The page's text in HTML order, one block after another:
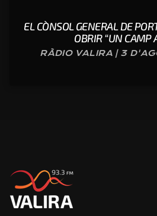
EL CÒNSOL GENERAL DE
OBRIR “UN CAMP
RÀDIO VALIRA | 3